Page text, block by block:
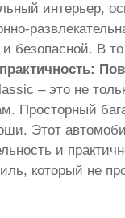
интерьер,
безопасной. В
– это не
Просторный
Этот
и
который не